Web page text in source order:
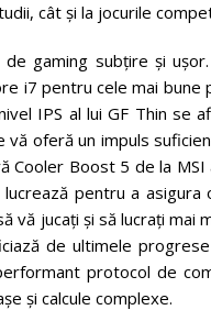
cât și la jocurile
gaming subțire și
i7 pentru cele mai
IPS al lui GF Thin se
oferă un impuls
Cooler Boost 5 de la
pentru a
vă jucați și să lucrați
de ultimele
protocol de
și calcule complexe.